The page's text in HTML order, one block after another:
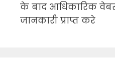
के बाद आधिकारिक
जानकारी प्राप्त करे